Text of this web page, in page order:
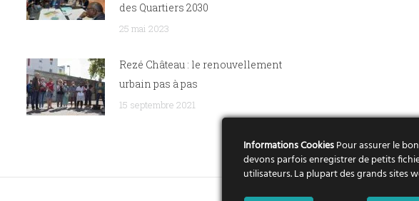
des Quartiers 2030
25 mai 2023
Rezé Château : le renouvellement
urbain pas à pas
15 septembre 2021
Informations CookiesPour assurer le
devons parfois enregistrer de petits
utilisateurs. La plupart des grands sites